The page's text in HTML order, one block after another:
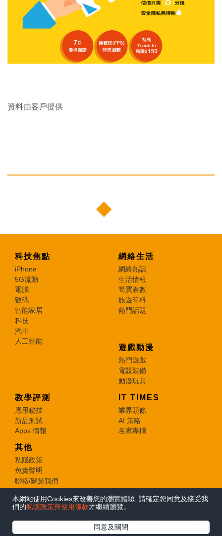
本網站使用Cookies來改善您的瀏覽體驗, 請確定您同意及接受我
們的私隱政策與使用條款才繼續瀏覽。
同意及關閉
資料由客戶提供
科技焦點
iPhone
5G流動
電腦
數碼
智能家居
科技
汽車
人工智能
網絡生活
網絡熱話
生活情報
筍買着數
旅遊筍料
熱門話題
遊戲動漫
熱門遊戲
電競裝備
動漫玩具
教學評測
應用秘技
新品測試
Apps 情報
IT TIMES
業界頭條
AI 策略
名家專欄
其他
私隱政策
免責聲明
聯絡/關於我們
© 2026 e-zone. All Rights Reserved.